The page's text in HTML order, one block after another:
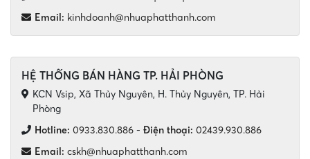
Email: kinhdoanh@nhuaphatthanh.com
HỆ THỐNG BÁN HÀNG TP. HẢI PHÒNG
KCN Vsip, Xã Thủy Nguyên, H. Thủy Nguyên, TP. Hải
Phòng
Hotline: 0933.830.886 - Điện thoại: 02439.930.886
Email: cskh@nhuaphatthanh.com